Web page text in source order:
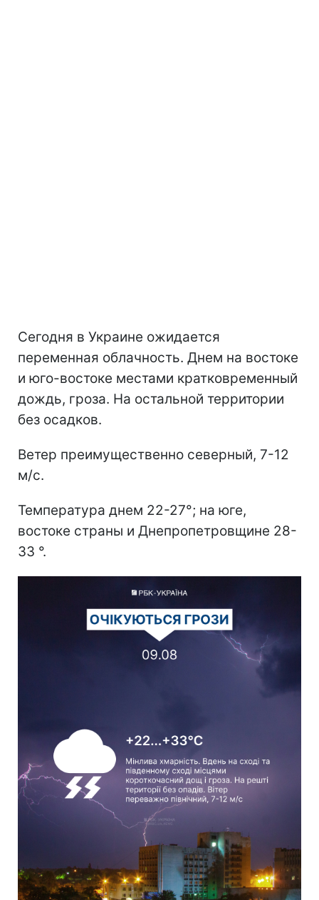
Сегодня в Украине ожидается
переменная облачность. Днем на востоке
и юго-востоке местами кратковременный
дождь, гроза. На остальной территории
без осадков.
Ветер преимущественно северный, 7-12
м/с.
Температура днем 22-27°; на юге,
востоке страны и Днепропетровщине 28-
33 °.